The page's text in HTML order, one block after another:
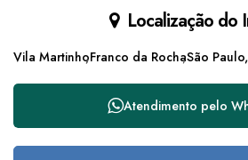
Localização do
Vila MartinhoFranco da RochaSão
Atendimento pelo